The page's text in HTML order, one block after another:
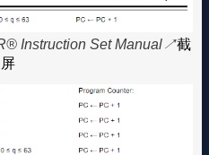
Instruction Set Manual
截
屏